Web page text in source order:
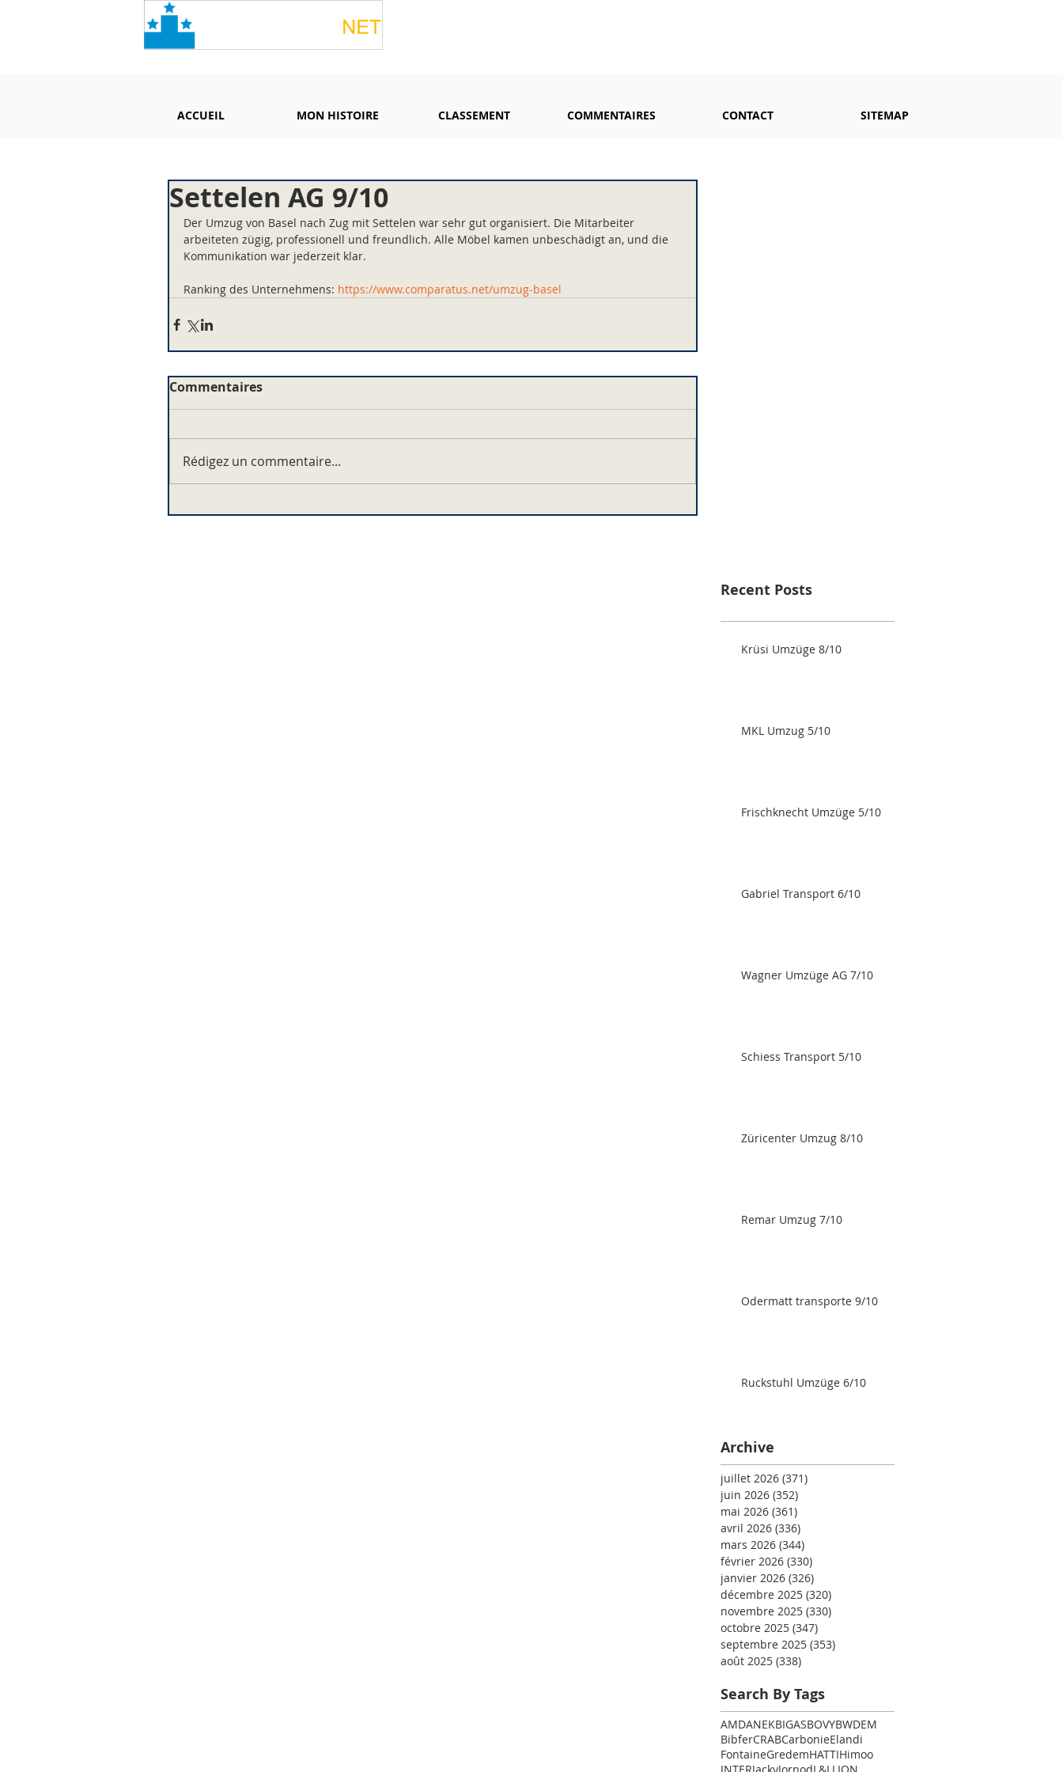
ACCUEIL MON HISTOIRE CLASSEMENT COMMENTAIRES CONTACT SITEMAP
Settelen AG 9/10
Der Umzug von Basel nach Zug mit Settelen war sehr gut organisiert. Die Mitarbeiter
arbeiteten zügig, professionell und freundlich. Alle Möbel kamen unbeschädigt an, und die
Kommunikation war jederzeit klar.
Ranking des Unternehmens: https://www.comparatus.net/umzug-basel
Commentaires
Rédigez un commentaire...
Recent Posts
Krüsi Umzüge 8/10
MKL Umzug 5/10
Frischknecht Umzüge 5/10
Gabriel Transport 6/10
Wagner Umzüge AG 7/10
Schiess Transport 5/10
Züricenter Umzug 8/10
Remar Umzug 7/10
Odermatt transporte 9/10
Ruckstuhl Umzüge 6/10
Archive
juillet 2026 (371)
juin 2026 (352)
mai 2026 (361)
avril 2026 (336)
mars 2026 (344)
février 2026 (330)
janvier 2026 (326)
décembre 2025 (320)
novembre 2025 (330)
octobre 2025 (347)
septembre 2025 (353)
août 2025 (338)
Search By Tags
AMDANEKBIGASBOVYBWDEM
BibferCRABCarbonieElandi
FontaineGredemHATTIHimoo